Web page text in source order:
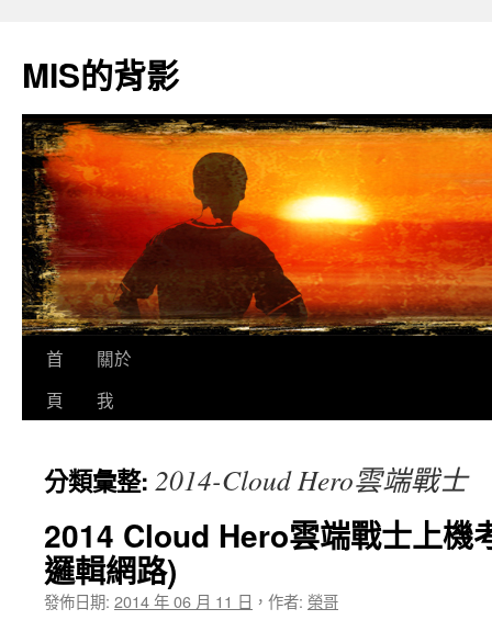
主
要
容
MIS的背影
首
頁
關於
我
分類彙整: 2014-Cloud Hero雲端戰士
2014 Cloud Hero雲端戰士上機
邏輯網路)
發佈日期: 2014 年 06 月 11 日 ， 作者: 榮哥